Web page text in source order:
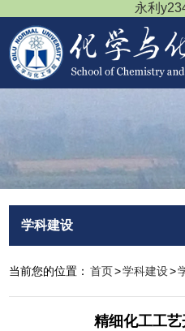
永利
学科建设
当前您的位置： 首页>学科建设>
精细化工工